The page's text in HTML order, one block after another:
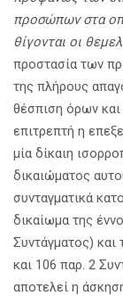
προσώπων στα
θίγονται οι
προστασία των
της πλήρους
θέσπιση όρων
επιτρεπτή η
μία δίκαιη
δικαιώματος
συνταγματικά
δικαίωμα της
Συντάγματος) και
και 106 παρ. 2
αποτελεί η